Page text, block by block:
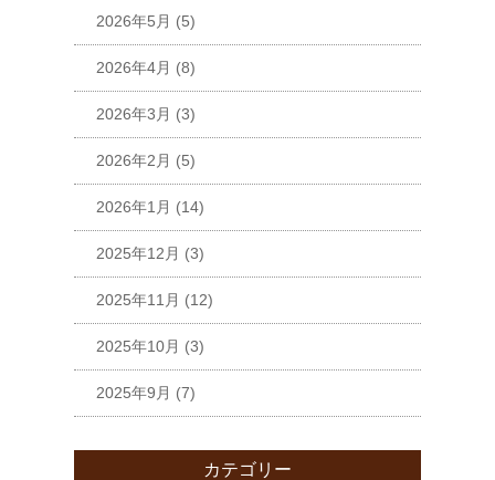
2026年5月 (5)
2026年4月 (8)
2026年3月 (3)
2026年2月 (5)
2026年1月 (14)
2025年12月 (3)
2025年11月 (12)
2025年10月 (3)
2025年9月 (7)
カテゴリー